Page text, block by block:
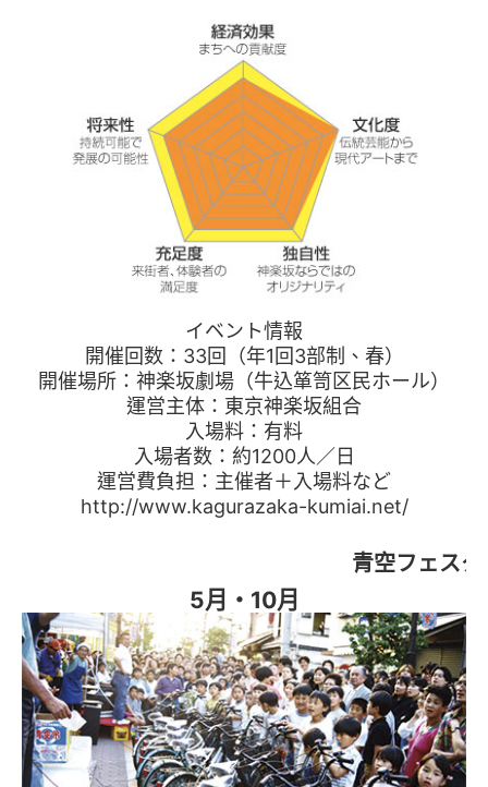
イベント情報
開催回数：33回（年1回3部制、春）
開催場所：神楽坂劇場（牛込箪笥区民ホール）
運営主体：東京神楽坂組合
入場料：有料
入場者数：約1200人／日
運営費負担：主催者＋入場料など
http://www.kagurazaka-kumiai.net/
青空フェスタ
5月・10月